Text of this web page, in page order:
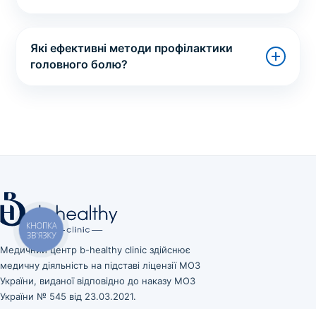
Які ефективні методи профілактики
головного болю?
Медичний центр b-healthy clinic здійснює
медичну діяльність на підставі ліцензії МОЗ
України, виданої відповідно до наказу МОЗ
України № 545 від 23.03.2021.
КНОПКА
ЗВ'ЯЗКУ